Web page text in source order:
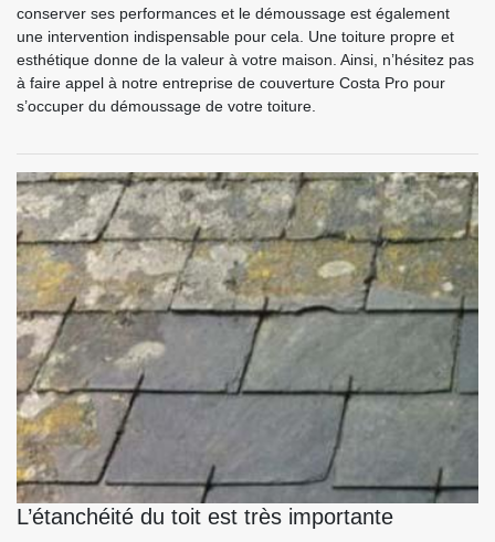
conserver ses performances et le démoussage est également
une intervention indispensable pour cela. Une toiture propre et
esthétique donne de la valeur à votre maison. Ainsi, n’hésitez pas
à faire appel à notre entreprise de couverture Costa Pro pour
s’occuper du démoussage de votre toiture.
L’étanchéité du toit est très importante